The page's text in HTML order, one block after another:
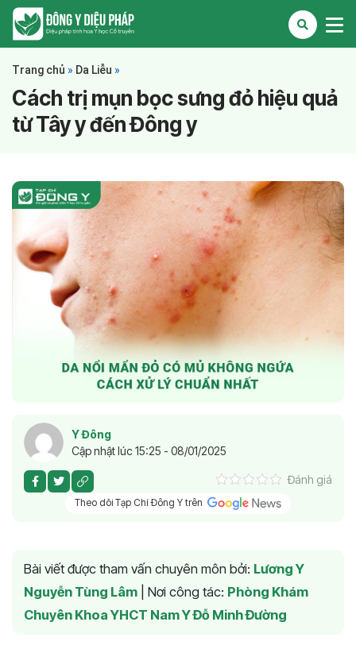
Trang chủ » Da Liễu »
Cách trị mụn bọc sưng đỏ hiệu quả
từ Tây y đến Đông y
Y Đông
Cập nhật lúc 15:25 - 08/01/2025
Đánh giá
Theo dõi Tạp Chí Đông Y trên
Bài viết được tham vấn chuyên môn bởi: Lương Y
Nguyễn Tùng Lâm
Nơi công tác: Phòng Khám
Chuyên Khoa YHCT Nam Y Đỗ Minh Đường